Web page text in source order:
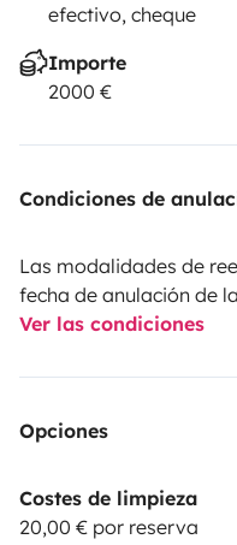
efectivo, cheque
Importe
2000 €
Condiciones de
Las modalidades de
fecha de anulación de
Ver las condiciones
Opciones
Costes de limpieza
20,00 € por reserva